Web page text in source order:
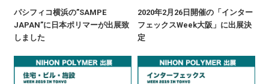
パシフィコ横浜の”SAMPE
JAPAN”に日本ポリマーが出展致
しました
2020年2月26日開催の「インター
フェックスWeek大阪」に出展決
定